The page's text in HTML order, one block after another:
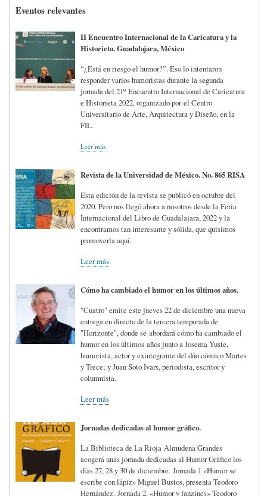
Eventos relevantes
II Encuentro Internacional de la Caricatura y la
Historieta. Guadalajara, México
“¿Está en riesgo el humor?”. Eso lo intentaron
responder varios humoristas durante la segunda
jornada del 21º Encuentro Internacional de Caricatura
e Historieta 2022, organizado por el Centro
Universitario de Arte, Arquitectura y Diseño, en la
FIL.
Leer más
Revista de la Universidad de México. No. 865 RISA
Esta edición de la revista se publicó en octubre del
2020. Pero nos llegó ahora a nosotros desde la Feria
Internacional del Libro de Guadalajara, 2022 y la
encontramos tan interesante y sólida, que quisimos
promoverla aquí.
Leer más
Cómo ha cambiado el humor en los últimos años.
"Cuatro" emite este jueves 22 de diciembre una nueva
entrega en directo de la tercera temporada de
"Horizonte", donde se abordará cómo ha cambiado el
humor en los últimos años junto a Josema Yuste,
humorista, actor y exintegrante del dúo cómico Martes
y Trece; y Juan Soto Ivars, periodista, escritor y
columnista.
Leer más
Jornadas dedicadas al humor gráfico.
La Biblioteca de La Rioja Almudena Grandes
acogerá unas jornada dedicadas al Humor Gráfico los
días 27, 28 y 30 de diciembre. Jornada 1 «Humor se
escribe con lápiz» Miguel Bustos, presenta Teodoro
Hernández. Jornada 2. «Humor y fanzines» Teodoro